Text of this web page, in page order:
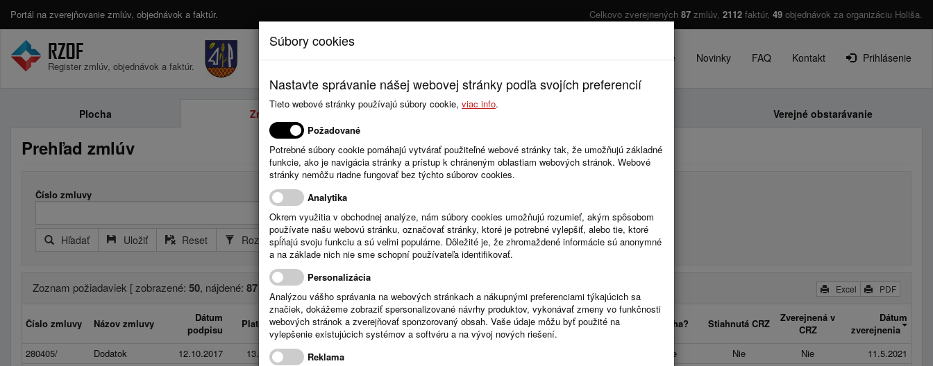
Portál na zverejňovanie zmlúv, objednávok a faktúr. Celkovo zverejnených 87 zmlúv, 2112 faktúr, 49 objednávok za organizáciu Holiša.
Register zmlúv, objednávok a faktúr.
Úvod Cenník O projekte Novinky FAQ Kontakt Prihlásenie
Plocha Zmluvy Objednávky Verejné obstarávanie
Prehľad zmlúv
Číslo zmluvy
Hľadať Uložiť Reset Rozšírený filter R Stĺpce
Zoznam požiadaviek [ zobrazené: 50, nájdené: 87 Excel PDF
Číslo zmluvy Názov zmluvy
Dátum
podpisu
Platnosť od Platnosť do Suma Suma s DPH Odberateľ Dodávateľ Príloha? Stiahnutá CRZ
Zverejnená v
CRZ
Dátum
zverejnenia
280405/
Dodatok 12.10.2017 13.10.2017 11.5.2021 Nie Nie Nie 11.5.2021
Súbory cookies
Nastavte správanie nášej webovej stránky podľa svojích preferencií
Tieto webové stránky používajú súbory cookie, viac info.
Požadované
Potrebné súbory cookie pomáhajú vytvárať použiteľné webové stránky tak, že umožňujú základné
funkcie, ako je navigácia stránky a prístup k chráneným oblastiam webových stránok. Webové
stránky nemôžu riadne fungovať bez týchto súborov cookies.
Analytika
Okrem využitia v obchodnej analýze, nám súbory cookies umožňujú rozumieť, akým spôsobom
používate našu webovú stránku, označovať stránky, ktoré je potrebné vylepšiť, alebo tie, ktoré
spĺňajú svoju funkciu a sú veľmi populárne. Dôležité je, že zhromaždené informácie sú anonymné
a na základe nich nie sme schopní používateľa identifikovať.
Personalizácia
Analýzou vášho správania na webových stránkach a nákupnými preferenciami týkajúcich sa
značiek, dokážeme zobraziť spersonalizované návrhy produktov, vykonávať zmeny vo funkčnosti
webových stránok a zverejňovať sponzorovaný obsah. Vaše údaje môžu byť použité na
vylepšenie existujúcich systémov a softvéru a na vývoj nových riešení.
Reklama